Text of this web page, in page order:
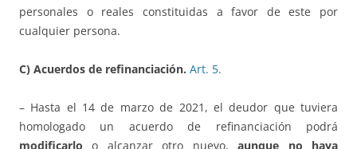
personales o reales constituidas a favor de este por
cualquier persona.
C) Acuerdos de refinanciación. Art. 5.
– Hasta el 14 de marzo de 2021, el deudor que tuviera
homologado un acuerdo de refinanciación podrá
modificarlo o alcanzar otro nuevo,aunque no haya